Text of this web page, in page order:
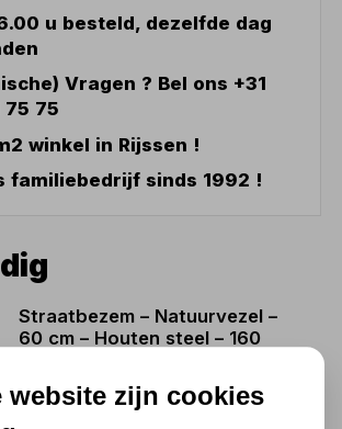
u besteld, dezelfde dag
Vragen ? Bel ons +31
75 75
winkel in Rijssen !
familiebedrijf sinds 1992 !
Straatbezem – Natuurvezel –
60 cm – Houten steel – 160
18,94
website zijn cookies